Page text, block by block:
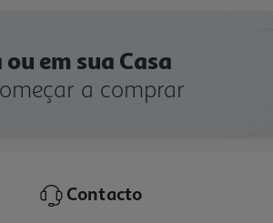
em sua Casa
a comprar
Contacto